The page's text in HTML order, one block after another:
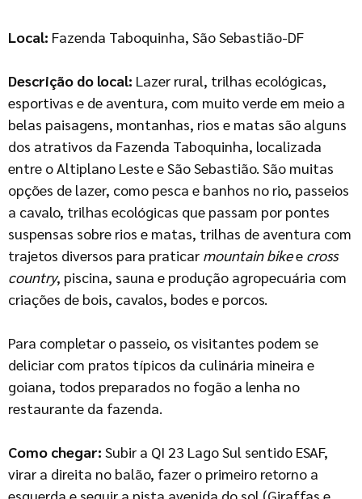
Local: Fazenda Taboquinha, São Sebastião-DF
Descrição do local: Lazer rural, trilhas ecológicas,
esportivas e de aventura, com muito verde em meio a
belas paisagens, montanhas, rios e matas são alguns
dos atrativos da Fazenda Taboquinha, localizada
entre o Altiplano Leste e São Sebastião. São muitas
opções de lazer, como pesca e banhos no rio, passeios
a cavalo, trilhas ecológicas que passam por pontes
suspensas sobre rios e matas, trilhas de aventura com
trajetos diversos para praticar mountain bikee cross
country, piscina, sauna e produção agropecuária com
criações de bois, cavalos, bodes e porcos.
Para completar o passeio, os visitantes podem se
deliciar com pratos típicos da culinária mineira e
goiana, todos preparados no fogão a lenha no
restaurante da fazenda.
Como chegar: Subir a QI 23 Lago Sul sentido ESAF,
virar a direita no balão, fazer o primeiro retorno a